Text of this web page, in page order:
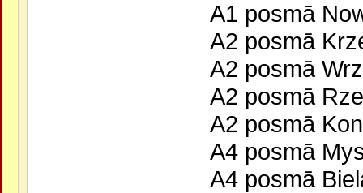
A1 posmā
A2 posmā
A2 posmā
A2 posmā
A2 posmā
A4 posmā
A4 posmā